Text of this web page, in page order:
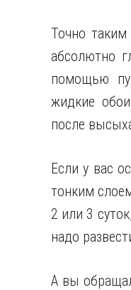
Точно
абсолютно
помощью
жидкие
после
Если у вас
тонким
2 или 3
надо
А вы